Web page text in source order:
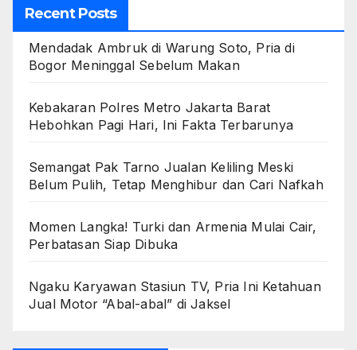
Recent Posts
Mendadak Ambruk di Warung Soto, Pria di
Bogor Meninggal Sebelum Makan
Kebakaran Polres Metro Jakarta Barat
Hebohkan Pagi Hari, Ini Fakta Terbarunya
Semangat Pak Tarno Jualan Keliling Meski
Belum Pulih, Tetap Menghibur dan Cari Nafkah
Momen Langka! Turki dan Armenia Mulai Cair,
Perbatasan Siap Dibuka
Ngaku Karyawan Stasiun TV, Pria Ini Ketahuan
Jual Motor “Abal-abal” di Jaksel